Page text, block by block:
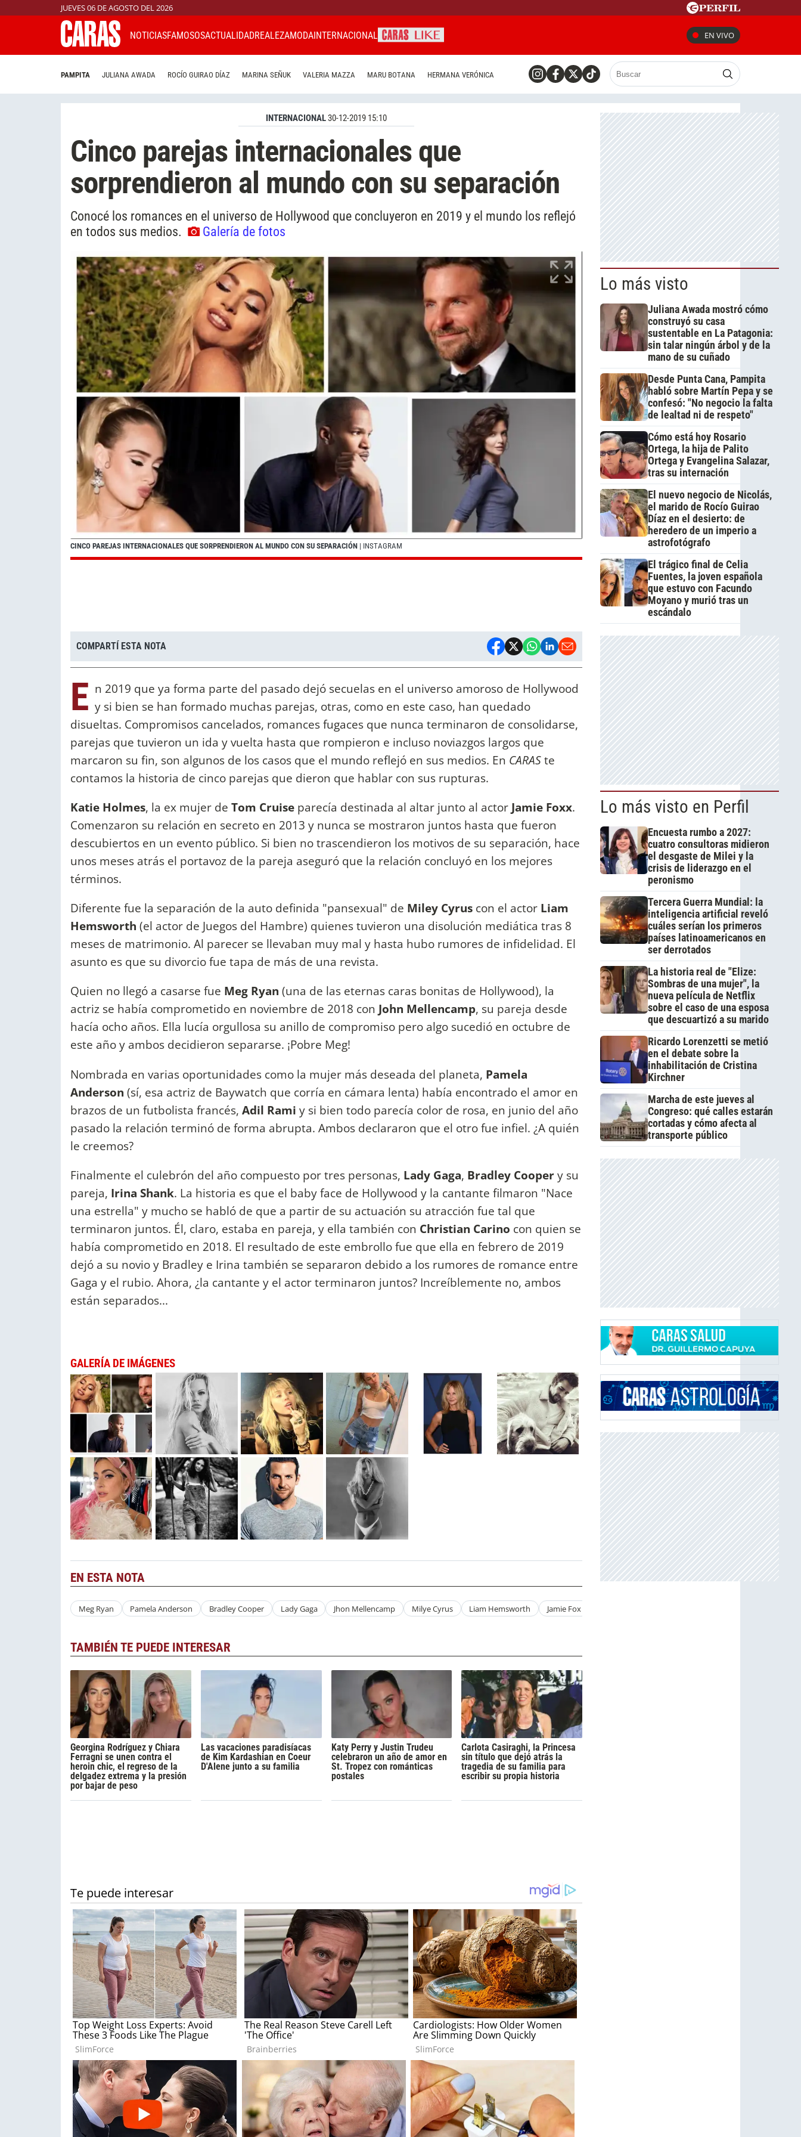
JUEVES 06 DE AGOSTO DEL 2026
NOTICIASFAMOSOSACTUALIDADREALEZAMODAINTERNACIONAL EN VIVO
PAMPITA JULIANA AWADA ROCÍO GUIRAO DÍAZ MARINA SEÑUK VALERIA MAZZA MARU BOTANA HERMANA VERÓNICA
INTERNACIONAL30-12-2019 15:10
Cinco parejas internacionales que
sorprendieron al mundo con su separación
Conocé los romances en el universo de Hollywood que concluyeron en 2019 y el mundo los reflejó
en todos sus medios.
Galería de fotos
CINCO PAREJAS INTERNACIONALES QUE SORPRENDIERON AL MUNDO CON SU SEPARACIÓN | INSTAGRAM
COMPARTÍ ESTA NOTA
E n 2019 que ya forma parte del pasado dejó secuelas en el universo amoroso de Hollywood
y si bien se han formado muchas parejas, otras, como en este caso, han quedado
disueltas. Compromisos cancelados, romances fugaces que nunca terminaron de consolidarse,
parejas que tuvieron un ida y vuelta hasta que rompieron e incluso noviazgos largos que
marcaron su fin, son algunos de los casos que el mundo reflejó en sus medios. En CARASte
contamos la historia de cinco parejas que dieron que hablar con sus rupturas.
Katie Holmes, la ex mujer de Tom Cruise parecía destinada al altar junto al actor Jamie Foxx.
Comenzaron su relación en secreto en 2013 y nunca se mostraron juntos hasta que fueron
descubiertos en un evento público. Si bien no trascendieron los motivos de su separación, hace
unos meses atrás el portavoz de la pareja aseguró que la relación concluyó en los mejores
términos.
Diferente fue la separación de la auto definida "pansexual" de Miley Cyrus con el actor Liam
Hemsworth (el actor de Juegos del Hambre) quienes tuvieron una disolución mediática tras 8
meses de matrimonio. Al parecer se llevaban muy mal y hasta hubo rumores de infidelidad. El
asunto es que su divorcio fue tapa de más de una revista.
Quien no llegó a casarse fue Meg Ryan (una de las eternas caras bonitas de Hollywood), la
actriz se había comprometido en noviembre de 2018 con John Mellencamp, su pareja desde
hacía ocho años. Ella lucía orgullosa su anillo de compromiso pero algo sucedió en octubre de
este año y ambos decidieron separarse. ¡Pobre Meg!
Nombrada en varias oportunidades como la mujer más deseada del planeta, Pamela
Anderson (sí, esa actriz de Baywatch que corría en cámara lenta) había encontrado el amor en
brazos de un futbolista francés, Adil Rami y si bien todo parecía color de rosa, en junio del año
pasado la relación terminó de forma abrupta. Ambos declararon que el otro fue infiel. ¿A quién
le creemos?
Finalmente el culebrón del año compuesto por tres personas, Lady Gaga, Bradley Coopery su
pareja, Irina Shank. La historia es que el baby face de Hollywood y la cantante filmaron "Nace
una estrella" y mucho se habló de que a partir de su actuación su atracción fue tal que
terminaron juntos. Él, claro, estaba en pareja, y ella también con Christian Carino con quien se
había comprometido en 2018. El resultado de este embrollo fue que ella en febrero de 2019
dejó a su novio y Bradley e Irina también se separaron debido a los rumores de romance entre
Gaga y el rubio. Ahora, ¿la cantante y el actor terminaron juntos? Increíblemente no, ambos
están separados...
GALERÍA DE IMÁGENES
EN ESTA NOTA
Meg Ryan Pamela Anderson Bradley Cooper Lady Gaga Jhon Mellencamp Milye Cyrus Liam Hemsworth Jamie Fox
TAMBIÉN TE PUEDE INTERESAR
Georgina Rodríguez y Chiara
Ferragni se unen contra el
heroin chic, el regreso de la
delgadez extrema y la presión
por bajar de peso
Las vacaciones paradisíacas
de Kim Kardashian en Coeur
D'Alene junto a su familia
Katy Perry y Justin Trudeu
celebraron un año de amor en
St. Tropez con románticas
postales
Carlota Casiraghi, la Princesa
sin título que dejó atrás la
tragedia de su familia para
escribir su propia historia
Lo más visto
Juliana Awada mostró cómo
construyó su casa
sustentable en La Patagonia:
sin talar ningún árbol y de la
mano de su cuñado
Desde Punta Cana, Pampita
habló sobre Martín Pepa y se
confesó: "No negocio la falta
de lealtad ni de respeto"
Cómo está hoy Rosario
Ortega, la hija de Palito
Ortega y Evangelina Salazar,
tras su internación
El nuevo negocio de Nicolás,
el marido de Rocío Guirao
Díaz en el desierto: de
heredero de un imperio a
astrofotógrafo
El trágico final de Celia
Fuentes, la joven española
que estuvo con Facundo
Moyano y murió tras un
escándalo
Lo más visto en Perfil
Encuesta rumbo a 2027:
cuatro consultoras midieron
el desgaste de Milei y la
crisis de liderazgo en el
peronismo
Tercera Guerra Mundial: la
inteligencia artificial reveló
cuáles serían los primeros
países latinoamericanos en
ser derrotados
La historia real de "Elize:
Sombras de una mujer", la
nueva película de Netflix
sobre el caso de una esposa
que descuartizó a su marido
Ricardo Lorenzetti se metió
en el debate sobre la
inhabilitación de Cristina
Kirchner
Marcha de este jueves al
Congreso: qué calles estarán
cortadas y cómo afecta al
transporte público